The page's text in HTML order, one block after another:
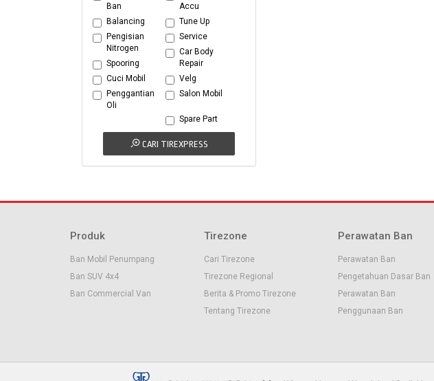
Ban
Balancing
Pengisian
Nitrogen
Spooring
Cuci Mobil
Penggantian
Oli
Accu
Tune Up
Service
Car Body
Repair
Velg
Salon Mobil
Spare Part
CARI TIREXPRESS
Produk
Ban Mobil Penumpang
Ban SUV 4x4
Ban Commercial Van
Tirezone
Cari Tirezone
Tirezone Regional
Berita & Promo Tirezone
Tentang Tirezone
Perawatan Ban
Perawatan Ban
Pengetahuan Dasar Ban
Perawatan Ban
Penggunaan Ban